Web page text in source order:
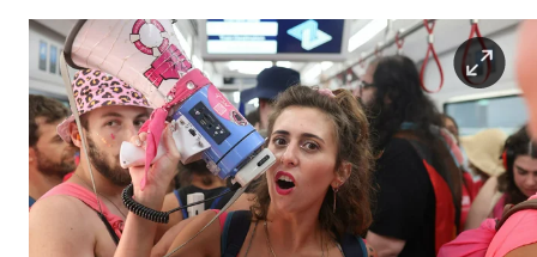
wahrheit
verlag
verlag
veranstaltungen